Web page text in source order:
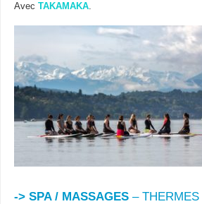
Avec TAKAMAKA.
-> SPA / MASSAGES– THERMES